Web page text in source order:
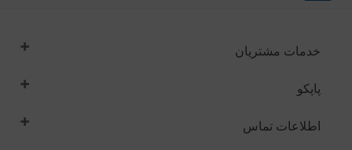
خدمات مشتریان
پاپکو
اطلاعات تماس